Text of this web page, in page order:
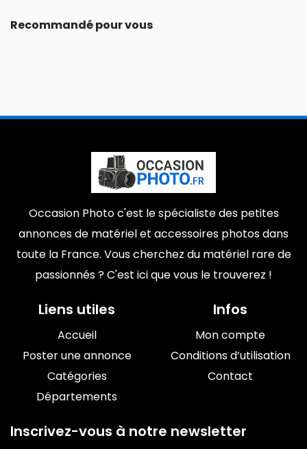
Recommandé pour vous
Occasion Photo c'est le spécialiste des petites
annonces de matériel et accessoires photos dans
toute la France. Vous cherchez du matériel rare de
passionnés ? C'est ici que vous le trouverez !
Liens utiles
Accueil
Poster une annonce
Catégories
Départements
Infos
Mon compte
Conditions d’utilisation
Contact
Inscrivez-vous à notre newsletter